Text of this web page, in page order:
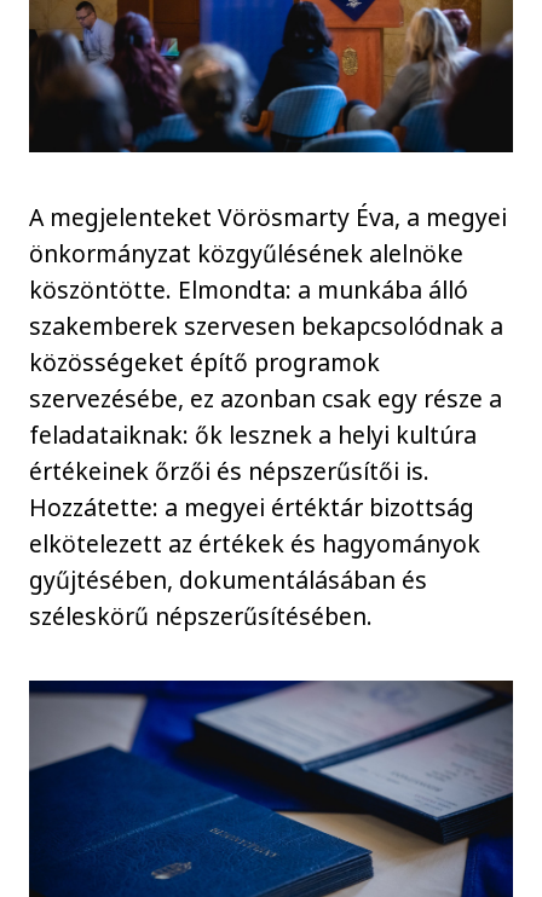
A megjelenteket Vörösmarty Éva, a megyei
önkormányzat közgyűlésének alelnöke
köszöntötte. Elmondta: a munkába álló
szakemberek szervesen bekapcsolódnak a
közösségeket építő programok
szervezésébe, ez azonban csak egy része a
feladataiknak: ők lesznek a helyi kultúra
értékeinek őrzői és népszerűsítői is.
Hozzátette: a megyei értéktár bizottság
elkötelezett az értékek és hagyományok
gyűjtésében, dokumentálásában és
széleskörű népszerűsítésében.